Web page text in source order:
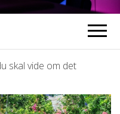
skal vide om det